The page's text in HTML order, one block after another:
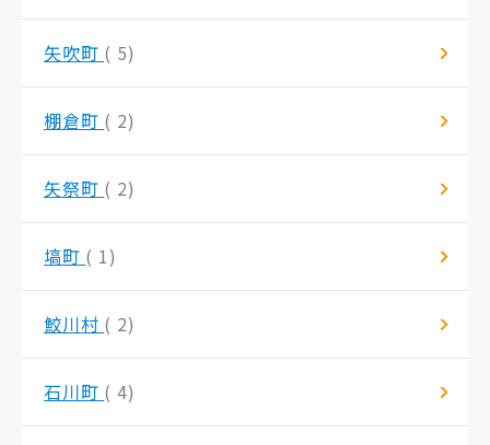
矢吹町 ( 5)
棚倉町 ( 2)
矢祭町 ( 2)
塙町 ( 1)
鮫川村 ( 2)
石川町 ( 4)